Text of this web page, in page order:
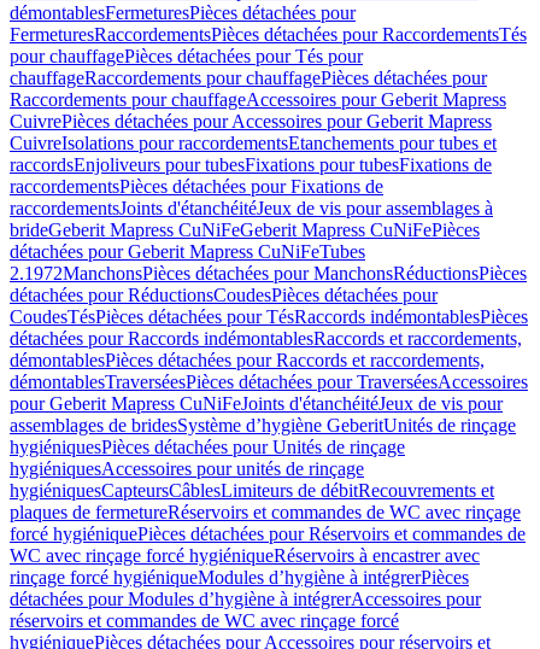
démontablesFermeturesPièces détachées pour
FermeturesRaccordementsPièces détachées pour RaccordementsTés
pour chauffagePièces détachées pour Tés pour
chauffageRaccordements pour chauffagePièces détachées pour
Raccordements pour chauffageAccessoires pour Geberit Mapress
CuivrePièces détachées pour Accessoires pour Geberit Mapress
CuivreIsolations pour raccordementsEtanchements pour tubes et
raccordsEnjoliveurs pour tubesFixations pour tubesFixations de
raccordementsPièces détachées pour Fixations de
raccordementsJoints d'étanchéitéJeux de vis pour assemblages à
brideGeberit Mapress CuNiFeGeberit Mapress CuNiFePièces
détachées pour Geberit Mapress CuNiFeTubes
2.1972ManchonsPièces détachées pour ManchonsRéductionsPièces
détachées pour RéductionsCoudesPièces détachées pour
CoudesTésPièces détachées pour TésRaccords indémontablesPièces
détachées pour Raccords indémontablesRaccords et raccordements,
démontablesPièces détachées pour Raccords et raccordements,
démontablesTraverséesPièces détachées pour TraverséesAccessoires
pour Geberit Mapress CuNiFeJoints d'étanchéitéJeux de vis pour
assemblages de bridesSystème d’hygiène GeberitUnités de rinçage
hygiéniquesPièces détachées pour Unités de rinçage
hygiéniquesAccessoires pour unités de rinçage
hygiéniquesCapteursCâblesLimiteurs de débitRecouvrements et
plaques de fermetureRéservoirs et commandes de WC avec rinçage
forcé hygiéniquePièces détachées pour Réservoirs et commandes de
WC avec rinçage forcé hygiéniqueRéservoirs à encastrer avec
rinçage forcé hygiéniqueModules d’hygiène à intégrerPièces
détachées pour Modules d’hygiène à intégrerAccessoires pour
réservoirs et commandes de WC avec rinçage forcé
hygiéniquePièces détachées pour Accessoires pour réservoirs et